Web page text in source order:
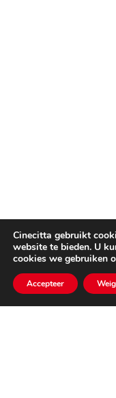
Cinecitta gebruikt
website te bieden. U
cookies we gebruiken
Accepteer